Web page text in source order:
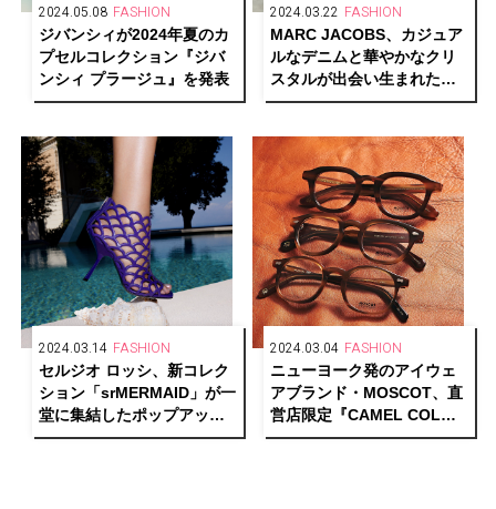
2024.05.08 FASHION
ジバンシィが2024年夏のカ
プセルコレクション『ジバ
ンシィ プラージュ』を発表
2024.03.22 FASHION
MARC JACOBS、カジュア
ルなデニムと華やかなクリ
スタルが出会い生まれた
「CRYSTAL DENIM」グル
2024.03.14 FASHION
セルジオ ロッシ、新コレク
ション「srMERMAID」が一
堂に集結したポップアップ
ストアを伊勢丹新宿店にて
2024.03.04 FASHION
ニューヨーク発のアイウェ
アブランド・MOSCOT、直
営店限定『CAMEL COLOR
COLLECTION』を発売